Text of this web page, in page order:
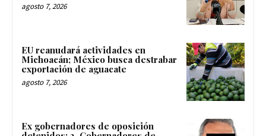
agosto 7, 2026
EU reanudará actividades en
Michoacán; México busca destrabar
exportación de aguacate
agosto 7, 2026
Ex gobernadores de oposición